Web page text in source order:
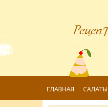
ГЛАВНАЯ САЛАТЫ